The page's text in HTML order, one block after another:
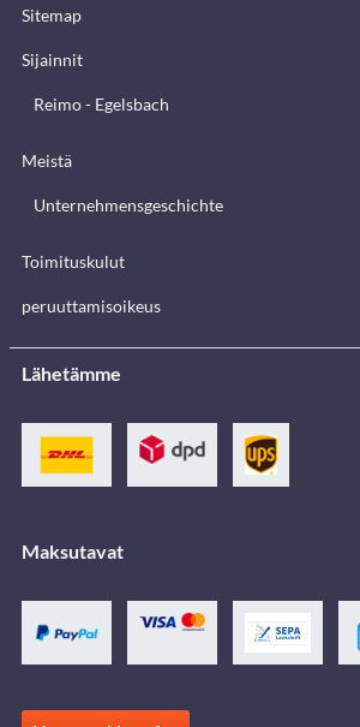
Sitemap
Sijainnit
Reimo - Egelsbach
Meistä
Unternehmensgeschichte
Toimituskulut
peruuttamisoikeus
Lähetämme
Maksutavat